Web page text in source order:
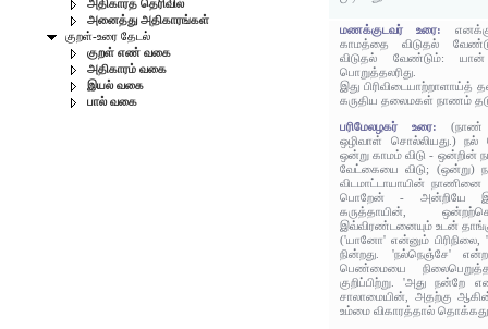
அதிகாரத் தெரிவில்
அனைத்து அதிகாரங்கள்
குறள்-உரை தேடல்
குறள் எண் வகை
அதிகாரம் வகை
இயல் வகை
பால் வகை
மணக்குடவர் உரை:
காமத்தை விடுதல்
விடுதல் வேண்டும்: யான்
பொறுத்தலரிது.
இது பிரிவிடையாற்றாளாய்த்
கருதிய தலைமகள் நாணம்
பரிமேலழகர் உரை: (நாண்
ஒழிவாள் சொல்லியது.)
ஒன்று காமம் விடு - ஒன்றின்
வேட்கையை விடு; (ஒன்று)
விடமாட்டாயாயின்
பொறேன் - அன்றியே
கருத்தாயின்,
இவ்விரண்டனையும் உடன்
('யானோ' என்னும் பிரிநிலை,
நின்றது. 'நல்நெஞ்சே'
பெண்மையை
குறிப்பிற்று. 'அது நன்றே
சாலாமையின், அதற்கு
உம்மை விகாரத்தால்